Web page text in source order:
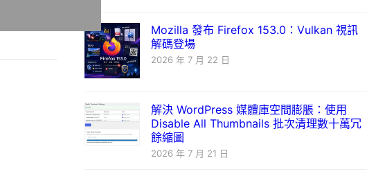
Mozilla 發布 Firefox 153.0：Vulkan 視訊
解碼登場
2026 年 7 月 22 日
解決 WordPress 媒體庫空間膨脹：使用
Disable All Thumbnails 批次清理數十萬冗
餘縮圖
2026 年 7 月 21 日